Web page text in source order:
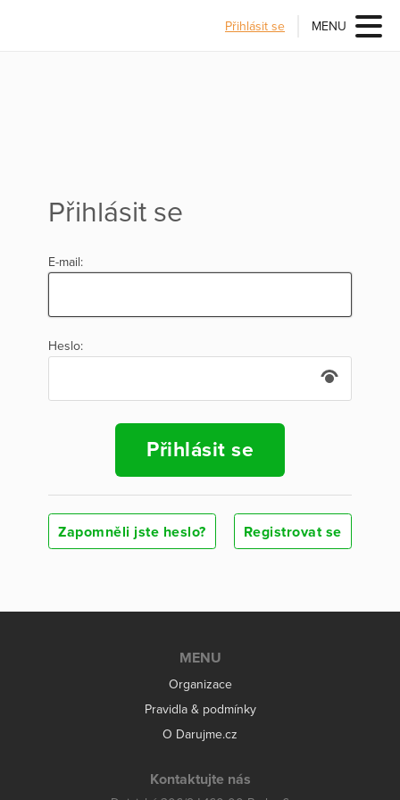
Přihlásit se MENU
Přihlásit se
E-mail:
Heslo:
Přihlásit se
Zapomněli jste heslo? Registrovat se
MENU
Organizace
Pravidla & podmínky
O Darujme.cz
Kontaktujte nás